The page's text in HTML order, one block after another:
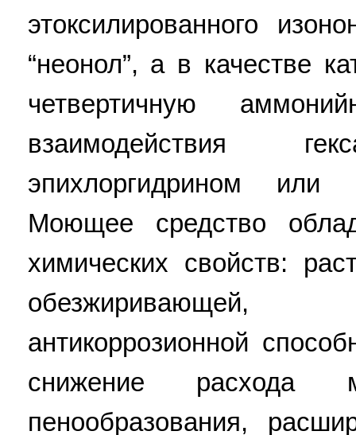
этоксилированного
“неонол”, а в качестве
четвертичную
взаимодействия
эпихлоргидрином
Моющее средство
химических свойств:
антикоррозионной
снижение расхода
пенообразования,